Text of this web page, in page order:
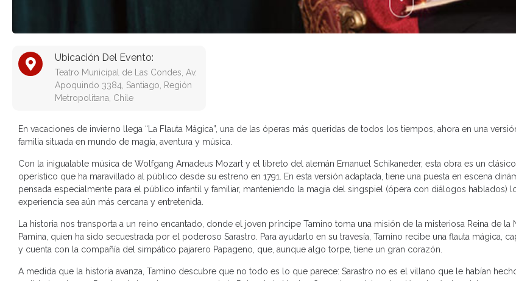
Ubicación Del Evento:
Teatro Municipal de Las Condes, Av.
Apoquindo 3384, Santiago, Región
Metropolitana, Chile
En vacaciones de invierno llega “La Flauta Mágica”, una de las óperas más queridas de todos los tiempos, ahora en una
familia situada en mundo de magia, aventura y música.
Con la inigualable música de Wolfgang Amadeus Mozart y el libreto del alemán Emanuel Schikaneder, esta obra es un
operístico que ha maravillado al público desde su estreno en 1791. En esta versión adaptada, tiene una puesta en escena
pensada especialmente para el público infantil y familiar, manteniendo la magia del singspiel (ópera con diálogos hablados)
experiencia sea aún más cercana y entretenida.
La historia nos transporta a un reino encantado, donde el joven príncipe Tamino toma una misión de la misteriosa Reina de la
Pamina, quien ha sido secuestrada por el poderoso Sarastro. Para ayudarlo en su travesía, Tamino recibe una flauta mágica,
y cuenta con la compañía del simpático pajarero Papageno, que, aunque algo torpe, tiene un gran corazón.
A medida que la historia avanza, Tamino descubre que no todo es lo que parece: Sarastro no es el villano que le habían